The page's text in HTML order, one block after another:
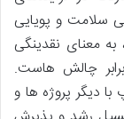
سلامت و پویایی
معنای نقدینگی
چالش هاست.
دیگر پروژه ها و